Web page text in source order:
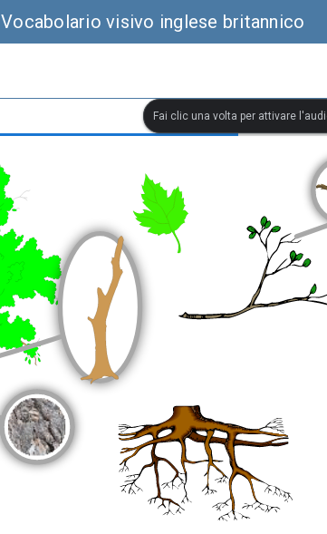
Vocabolario visivo inglese britannico
Fai clic una volta per attivare